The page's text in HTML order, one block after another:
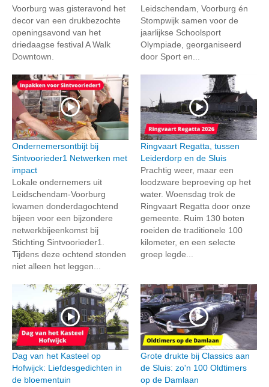
Voorburg was gisteravond het
decor van een drukbezochte
openingsavond van het
driedaagse festival A Walk
Downtown.
Leidschendam, Voorburg én
Stompwijk samen voor de
jaarlijkse Schoolsport
Olympiade, georganiseerd
door Sport en...
Ondernemersontbijt bij
Sintvoorieder1 Netwerken met
impact
Lokale ondernemers uit
Leidschendam-Voorburg
kwamen donderdagochtend
bijeen voor een bijzondere
netwerkbijeenkomst bij
Stichting Sintvoorieder1.
Tijdens deze ochtend stonden
niet alleen het leggen...
Ringvaart Regatta, tussen
Leiderdorp en de Sluis
Prachtig weer, maar een
loodzware beproeving op het
water. Woensdag trok de
Ringvaart Regatta door onze
gemeente. Ruim 130 boten
roeiden de traditionele 100
kilometer, en een selecte
groep legde...
Dag van het Kasteel op
Hofwijck: Liefdesgedichten in
de bloementuin
Grote drukte bij Classics aan
de Sluis: zo'n 100 Oldtimers
op de Damlaan